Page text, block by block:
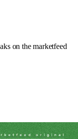
on the marketfeed